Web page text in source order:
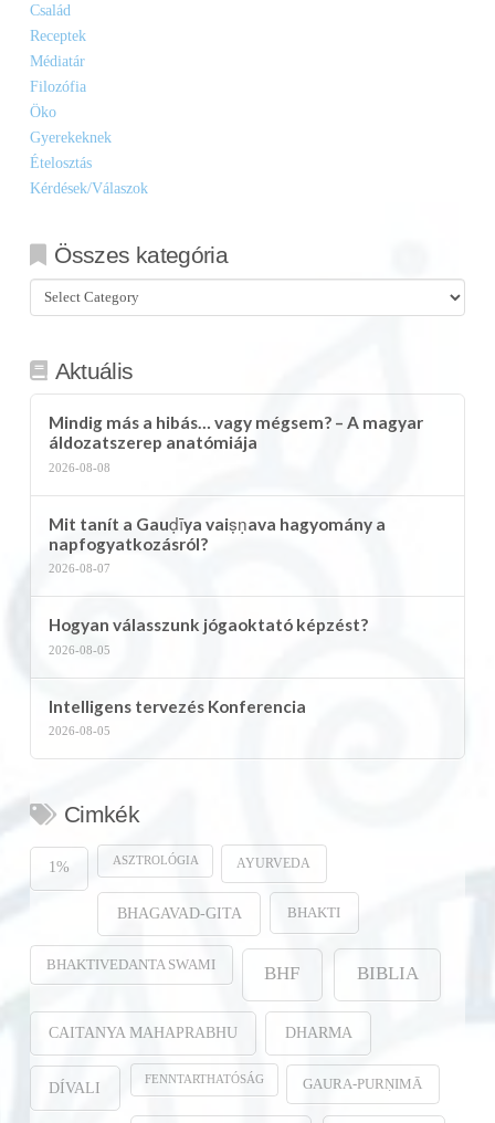
Család
Receptek
Médiatár
Filozófia
Öko
Gyerekeknek
Ételosztás
Kérdések/Válaszok
Összes kategória
Összes
kategória
Aktuális
Mindig más a hibás… vagy mégsem? – A magyar
áldozatszerep anatómiája
2026-08-08
Mit tanít a Gauḍīya vaiṣṇava hagyomány a
napfogyatkozásról?
2026-08-07
Hogyan válasszunk jógaoktató képzést?
2026-08-05
Intelligens tervezés Konferencia
2026-08-05
Cimkék
1% ASZTROLÓGIA AYURVEDA
BHAGAVAD-GITA BHAKTI
BHAKTIVEDANTA SWAMI BHF BIBLIA
CAITANYA MAHAPRABHU DHARMA
DÍVALI FENNTARTHATÓSÁG GAURA-PURṆIMĀ